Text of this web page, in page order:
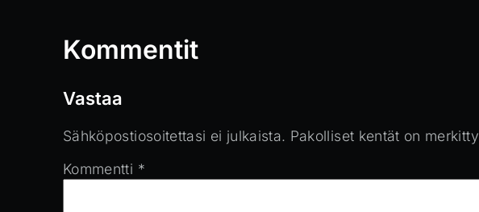
Kommentit
Vastaa
Sähköpostiosoitettasi ei julkaista. Pakolliset kentät on merkitty
Kommentti *